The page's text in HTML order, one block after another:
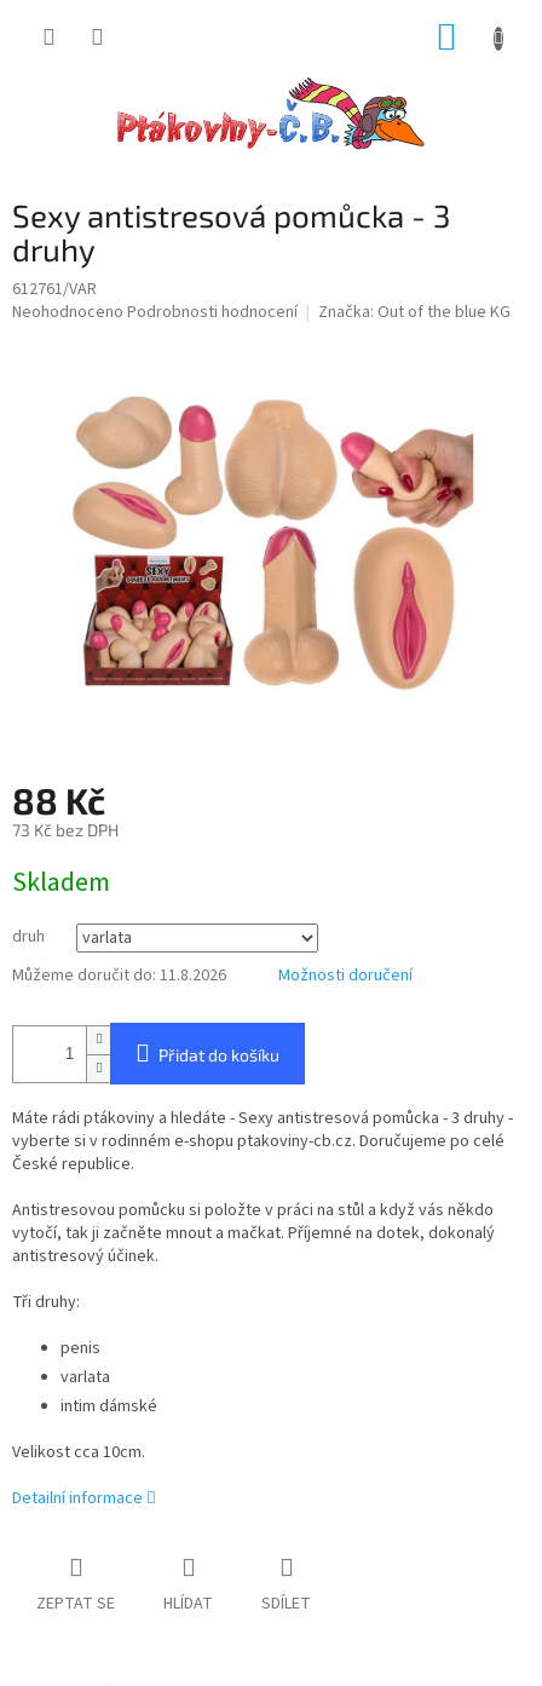
Sexy antistresová pomůcka - 3
druhy
612761/VAR
Průměrné
Neohodnoceno Podrobnosti hodnocení Značka: Out of the blue KG
88 Kč
73 Kč bez DPH
cena:
Skladem
druh
Můžeme doručit do: 11.8.2026 Možnosti doručení
Přidat do košíku
Máte rádi ptákoviny a hledáte - Sexy antistresová pomůcka - 3 druhy -
vyberte si v rodinném e-shopu ptakoviny-cb.cz. Doručujeme po celé
České republice.
Antistresovou pomůcku si položte v práci na stůl a když vás někdo
vytočí, tak ji začněte mnout a mačkat. Příjemné na dotek, dokonalý
antistresový účinek.
Tři druhy:
penis
varlata
intim dámské
Velikost cca 10cm.
Detailní informace
ZEPTAT SE HLÍDAT SDÍLET